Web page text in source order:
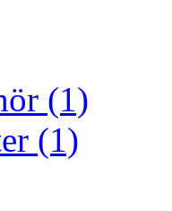
(1)
(1)